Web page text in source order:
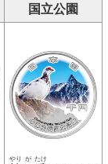
国立公園
やり が たけ